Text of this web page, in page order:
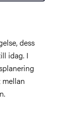
dess
idag. I